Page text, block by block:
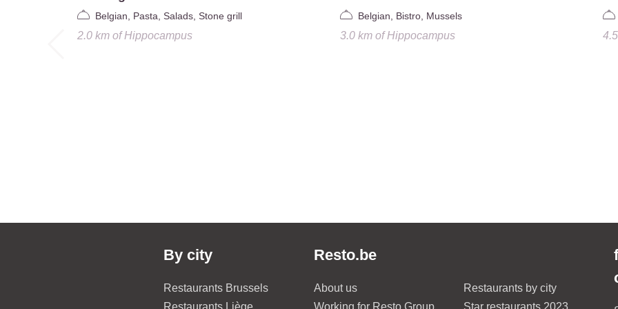
Belgian, Pasta, Salads, Stone grill
2.0 kmofHippocampus
Belgian, Bistro, Mussels
3.0 kmofHippocampus
By city
Restaurants Brussels
Restaurants Liège
Resto.be
About us
Working for Resto Group
Restaurants by city
Star restaurants 2023